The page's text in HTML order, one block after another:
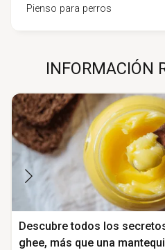
Pienso para perros
INFORMACIÓN
Descubre todos los
ghee, más que una